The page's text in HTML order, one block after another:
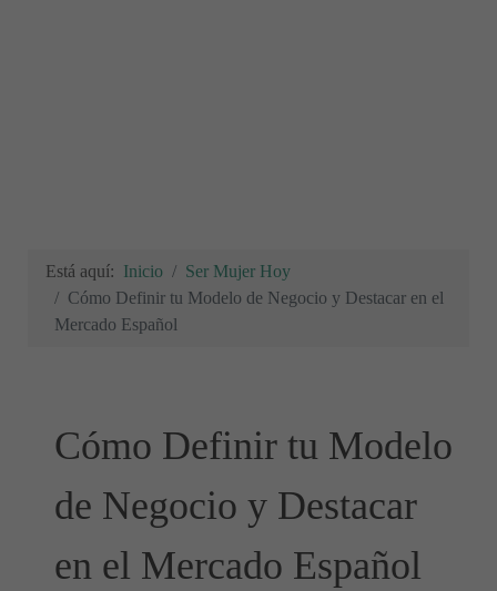
Está aquí: Inicio
Ser Mujer Hoy
Cómo Definir tu Modelo de Negocio y Destacar en el
Mercado Español
Cómo Definir tu Modelo
de Negocio y Destacar
en el Mercado Español